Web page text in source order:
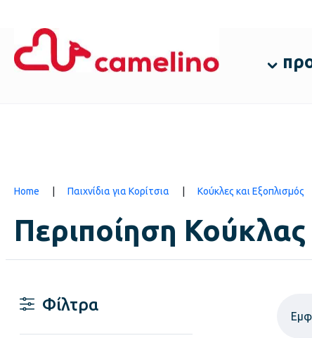
Home Παιχνίδια για Κορίτσια Κούκλες και Εξοπλισμός
Περιποίηση Κούκλας
Φίλτρα